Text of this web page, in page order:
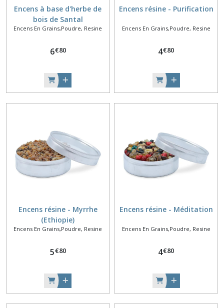
Encens à base d'herbe de
bois de Santal
Encens En Grains,Poudre, Resine
6€80
Encens résine - Purification
Encens En Grains,Poudre, Resine
4€80
Encens résine - Myrrhe
(Ethiopie)
Encens En Grains,Poudre, Resine
5€80
Encens résine - Méditation
Encens En Grains,Poudre, Resine
4€80